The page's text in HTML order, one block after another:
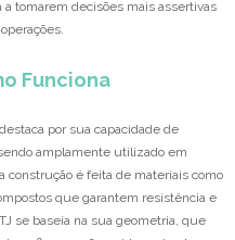
a tomarem decisões mais assertivas
Funciona
por sua capacidade de
amplamente utilizado em
é feita de materiais como
que garantem resistência e
se baseia na sua geometria, que